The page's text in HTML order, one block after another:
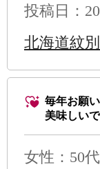
投稿日：
北海道紋
毎年お願
美味しい
女性：50代